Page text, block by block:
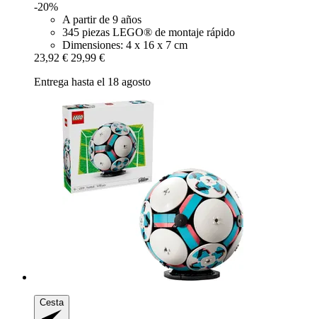
-20%
A partir de 9 años
345 piezas LEGO® de montaje rápido
Dimensiones: 4 x 16 x 7 cm
23,92 € 29,99 €
Entrega hasta el 18 agosto
Cesta